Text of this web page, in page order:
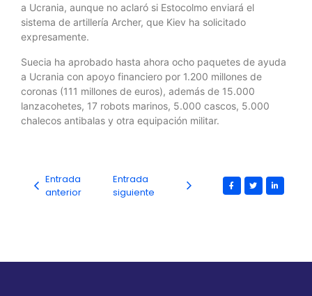
a Ucrania, aunque no aclaró si Estocolmo enviará el
sistema de artillería Archer, que Kiev ha solicitado
expresamente.
Suecia ha aprobado hasta ahora ocho paquetes de ayuda
a Ucrania con apoyo financiero por 1.200 millones de
coronas (111 millones de euros), además de 15.000
lanzacohetes, 17 robots marinos, 5.000 cascos, 5.000
chalecos antibalas y otra equipación militar.
Entrada
anterior
Entrada
siguiente